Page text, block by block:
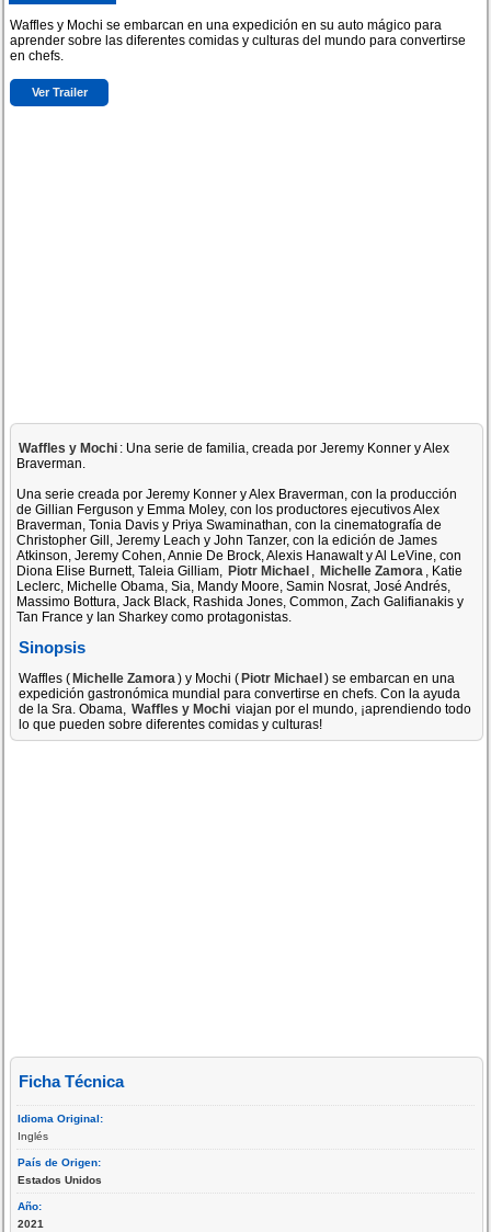
Waffles y Mochi se embarcan en una expedición en su auto mágico para
aprender sobre las diferentes comidas y culturas del mundo para convertirse
en chefs.
Ver Trailer
Waffles y Mochi : Una serie de familia, creada por Jeremy Konner y Alex
Braverman.
Una serie creada por Jeremy Konner y Alex Braverman, con la producción
de Gillian Ferguson y Emma Moley, con los productores ejecutivos Alex
Braverman, Tonia Davis y Priya Swaminathan, con la cinematografía de
Christopher Gill, Jeremy Leach y John Tanzer, con la edición de James
Atkinson, Jeremy Cohen, Annie De Brock, Alexis Hanawalt y Al LeVine, con
Diona Elise Burnett, Taleia Gilliam, Piotr Michael , Michelle Zamora , Katie
Leclerc, Michelle Obama, Sia, Mandy Moore, Samin Nosrat, José Andrés,
Massimo Bottura, Jack Black, Rashida Jones, Common, Zach Galifianakis y
Tan France y Ian Sharkey como protagonistas.
Sinopsis
Waffles (Michelle Zamora) y Mochi (Piotr Michael) se embarcan en una
expedición gastronómica mundial para convertirse en chefs. Con la ayuda
de la Sra. Obama, Waffles y Mochi viajan por el mundo, ¡aprendiendo todo
lo que pueden sobre diferentes comidas y culturas!
Ficha Técnica
Idioma Original:
Inglés
País de Origen:
Estados Unidos
Año:
2021